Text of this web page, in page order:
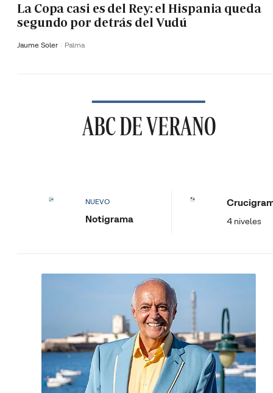
La Copa casi es del Rey: el Hispania queda
segundo por detrás del Vudú
Jaume Soler Palma
ABC DE VERANO
NUEVO
Notigrama 4 niveles